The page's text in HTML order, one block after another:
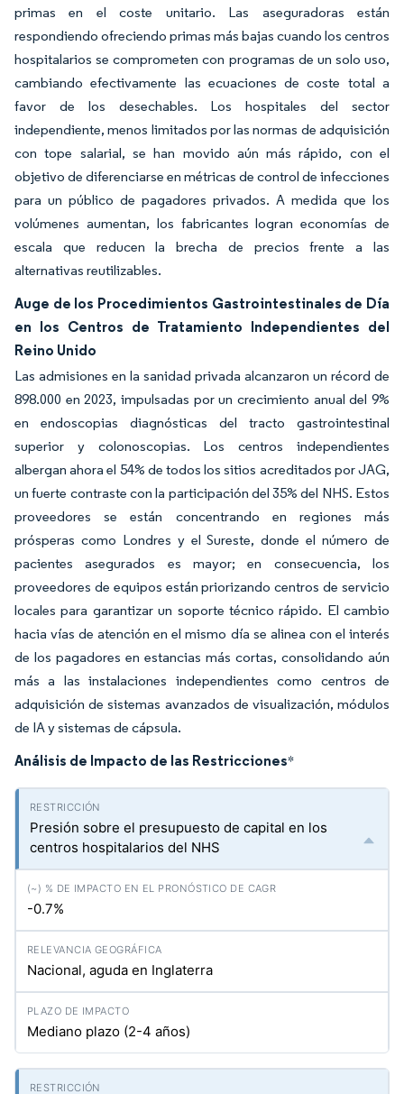
primas en el coste unitario. Las aseguradoras están
respondiendo ofreciendo primas más bajas cuando los centros
hospitalarios se comprometen con programas de un solo uso,
cambiando efectivamente las ecuaciones de coste total a
favor de los desechables. Los hospitales del sector
independiente, menos limitados por las normas de adquisición
con tope salarial, se han movido aún más rápido, con el
objetivo de diferenciarse en métricas de control de infecciones
para un público de pagadores privados. A medida que los
volúmenes aumentan, los fabricantes logran economías de
escala que reducen la brecha de precios frente a las
alternativas reutilizables.
Auge de los Procedimientos Gastrointestinales de Día
en los Centros de Tratamiento Independientes del
Reino Unido
Las admisiones en la sanidad privada alcanzaron un récord de
898.000 en 2023, impulsadas por un crecimiento anual del 9%
en endoscopias diagnósticas del tracto gastrointestinal
superior y colonoscopias. Los centros independientes
albergan ahora el 54% de todos los sitios acreditados por JAG,
un fuerte contraste con la participación del 35% del NHS. Estos
proveedores se están concentrando en regiones más
prósperas como Londres y el Sureste, donde el número de
pacientes asegurados es mayor; en consecuencia, los
proveedores de equipos están priorizando centros de servicio
locales para garantizar un soporte técnico rápido. El cambio
hacia vías de atención en el mismo día se alinea con el interés
de los pagadores en estancias más cortas, consolidando aún
más a las instalaciones independientes como centros de
adquisición de sistemas avanzados de visualización, módulos
de IA y sistemas de cápsula.
Análisis de Impacto de las Restricciones*
Presión sobre el presupuesto de capital en los
centros hospitalarios del NHS
-0.7%
Nacional, aguda en Inglaterra
Mediano plazo (2-4 años)